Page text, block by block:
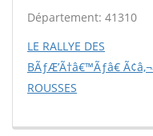
Département: 41310
LE RALLYE DES
BÃƒÆ’Ã†â€™Ãƒâ€
ROUSSES